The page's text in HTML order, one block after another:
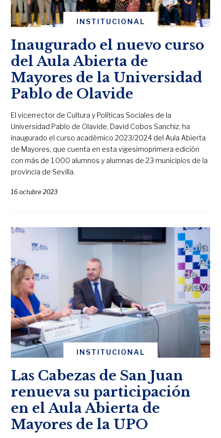
INSTITUCIONAL
Inaugurado el nuevo curso
del Aula Abierta de
Mayores de la Universidad
Pablo de Olavide
El vicerrector de Cultura y Políticas Sociales de la
Universidad Pablo de Olavide, David Cobos Sanchiz, ha
inaugurado el curso académico 2023/2024 del Aula Abierta
de Mayores, que cuenta en esta vigesimoprimera edición
con más de 1.000 alumnos y alumnas de 23 municipios de la
provincia de Sevilla.
16 octubre 2023
INSTITUCIONAL
Las Cabezas de San Juan
renueva su participación
en el Aula Abierta de
Mayores de la UPO